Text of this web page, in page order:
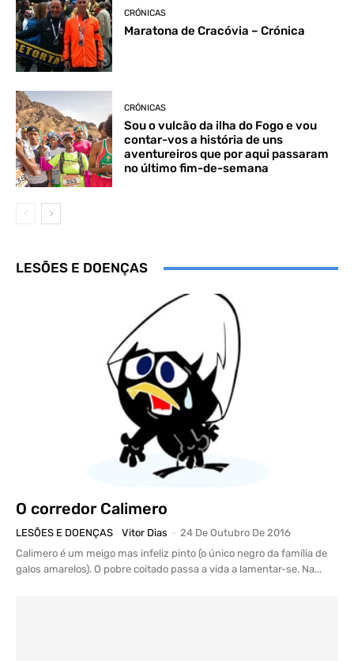
CRÓNICAS
Maratona de Cracóvia – Crónica
CRÓNICAS
Sou o vulcão da ilha do Fogo e vou
contar-vos a história de uns
aventureiros que por aqui passaram
no último fim-de-semana
LESÕES E DOENÇAS
O corredor Calimero
LESÕES E DOENÇAS Vitor Dias - 24 De Outubro De 2016
Calimero é um meigo mas infeliz pinto (o único negro da família de
galos amarelos). O pobre coitado passa a vida a lamentar-se. Na...